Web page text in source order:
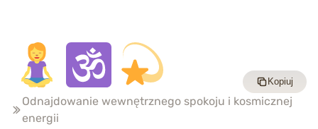
Odnajdowanie wewnętrznego spokoju i kosmicznej
energii
Kopiuj